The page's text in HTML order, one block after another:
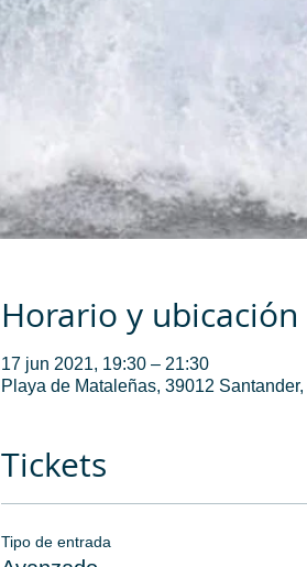
Horario y ubicación
17 jun 2021, 19:30 – 21:30
Playa de Mataleñas, 39012
Tickets
Tipo de entrada